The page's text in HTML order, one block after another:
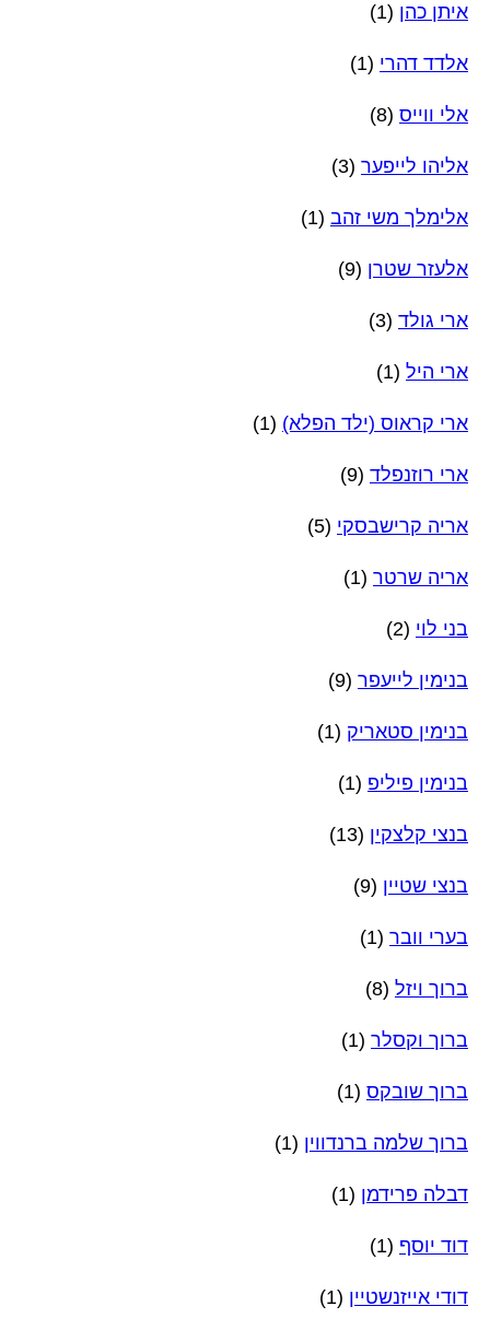
איתן כהן (1)
אלדד דהרי (1)
אלי ווייס (8)
אליהו לייפער (3)
אלימלך משי זהב (1)
אלעזר שטרן (9)
ארי גולד (3)
ארי היל (1)
ארי קראוס (ילד הפלא) (1)
ארי רוזנפלד (9)
אריה קרישבסקי (5)
אריה שרטר (1)
בני לוי (2)
בנימין לייעפר (9)
בנימין סטאריק (1)
בנימין פיליפ (1)
בנצי קלצקין (13)
בנצי שטיין (9)
בערי וובר (1)
ברוך ויזל (8)
ברוך וקסלר (1)
ברוך שובקס (1)
ברוך שלמה ברנדווין (1)
דבלה פרידמן (1)
דוד יוסף (1)
דודי אייזנשטיין (1)